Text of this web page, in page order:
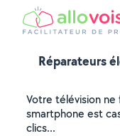
Réparateurs
Votre télévision
smartphone est
clics...